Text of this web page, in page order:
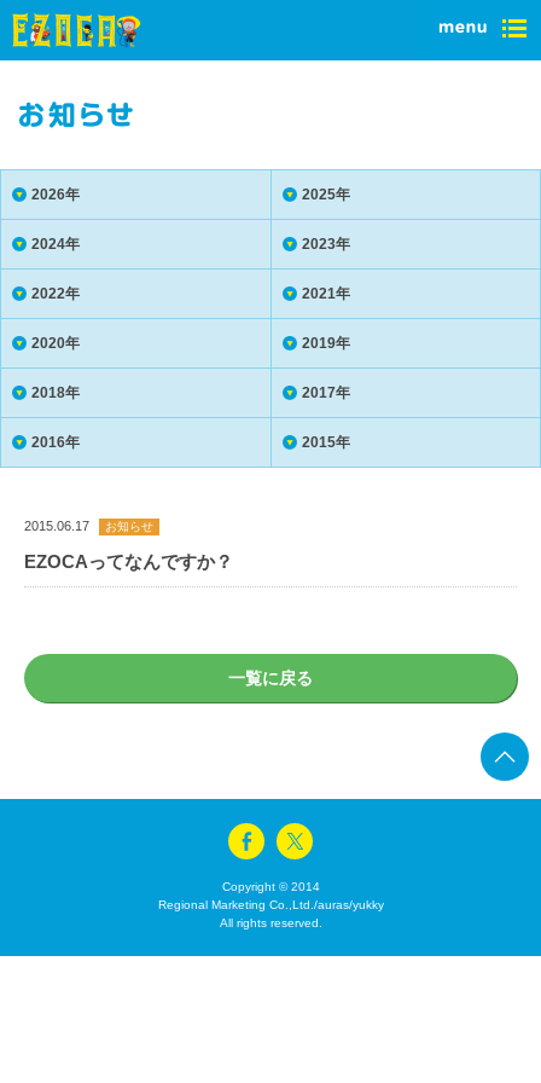
2026年 2025年
2024年 2023年
2022年 2021年
2020年 2019年
2018年 2017年
2016年 2015年
2015.06.17 お知らせ
EZOCAってなんですか？
一覧に戻る
Copyright © 2014
Regional Marketing Co.,Ltd./auras/yukky
All rights reserved.